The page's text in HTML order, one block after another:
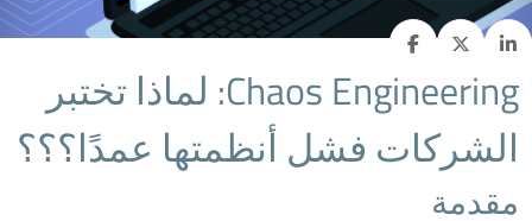
Chaos Engineering: لماذا تختبر
الشركات فشل أنظمتها عمدًا؟؟؟
مقدمة